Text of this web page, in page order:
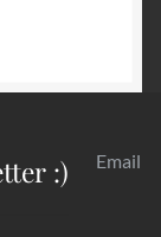
:) Email